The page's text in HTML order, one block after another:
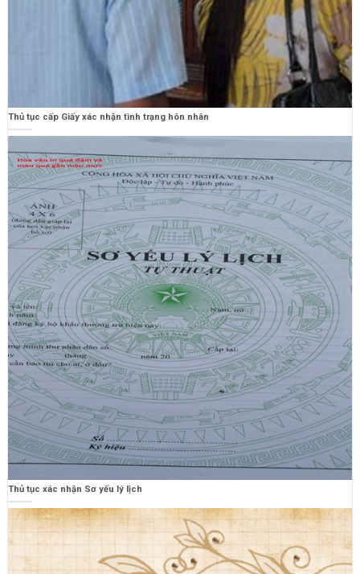
Thủ tục cấp Giấy xác nhận tình trạng hôn nhân
Thủ tục xác nhận Sơ yếu lý lịch